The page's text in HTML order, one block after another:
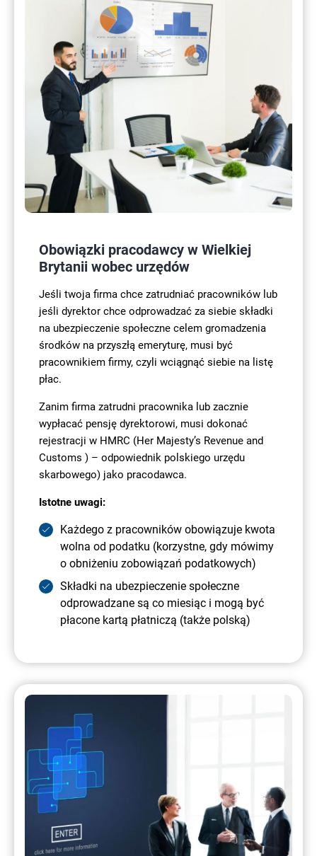
Obowiązki pracodawcy w Wielkiej
Brytanii wobec urzędów
Jeśli twoja firma chce zatrudniać pracowników lub
jeśli dyrektor chce odprowadzać za siebie składki
na ubezpieczenie społeczne celem gromadzenia
środków na przyszłą emeryturę, musi być
pracownikiem firmy, czyli wciągnąć siebie na listę
płac.
Zanim firma zatrudni pracownika lub zacznie
wypłacać pensję dyrektorowi, musi dokonać
rejestracji w HMRC (Her Majesty’s Revenue and
Customs ) – odpowiednik polskiego urzędu
skarbowego) jako pracodawca.
Istotne uwagi:
Każdego z pracowników obowiązuje kwota
wolna od podatku (korzystne, gdy mówimy
o obniżeniu zobowiązań podatkowych)
Składki na ubezpieczenie społeczne
odprowadzane są co miesiąc i mogą być
płacone kartą płatniczą (także polską)